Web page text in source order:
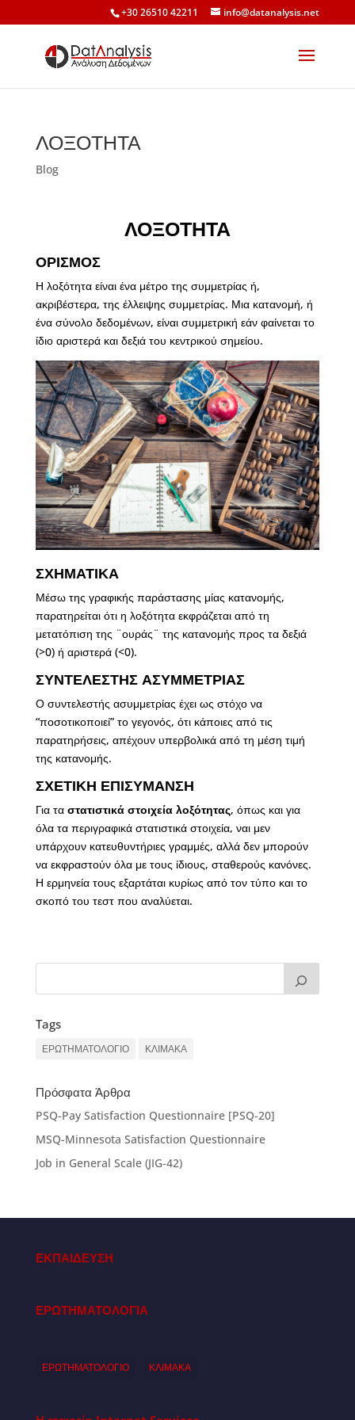
+30 26510 42211 info@datanalysis.net
ΛΟΞΟΤΗΤΑ
Blog
ΛΟΞΟΤΗΤΑ
ΟΡΙΣΜΟΣ
Η λοξότητα είναι ένα μέτρο της συμμετρίας ή,
ακριβέστερα, της έλλειψης συμμετρίας. Μια κατανομή, ή
ένα σύνολο δεδομένων, είναι συμμετρική εάν φαίνεται το
ίδιο αριστερά και δεξιά του κεντρικού σημείου.
ΣΧΗΜΑΤΙΚΑ
Μέσω της γραφικής παράστασης μίας κατανομής,
παρατηρείται ότι η λοξότητα εκφράζεται από τη
μετατόπιση της ¨ουράς¨ της κατανομής προς τα δεξιά
(>0) ή αριστερά (<0).
ΣΥΝΤΕΛΕΣΤΗΣ ΑΣΥΜΜΕΤΡΙΑΣ
Ο συντελεστής ασυμμετρίας έχει ως στόχο να
“ποσοτικοποιεί” το γεγονός, ότι κάποιες από τις
παρατηρήσεις, απέχουν υπερβολικά από τη μέση τιμή
της κατανομής.
ΣΧΕΤΙΚΗ ΕΠΙΣΥΜΑΝΣΗ
Για τα στατιστικά στοιχεία λοξότητας, όπως και για
όλα τα περιγραφικά στατιστικά στοιχεία, ναι μεν
υπάρχουν κατευθυντήριες γραμμές, αλλά δεν μπορούν
να εκφραστούν όλα με τους ίδιους, σταθερούς κανόνες.
Η ερμηνεία τους εξαρτάται κυρίως από τον τύπο και το
σκοπό του τεστ που αναλύεται.
Tags
ΕΡΩΤΗΜΑΤΟΛΟΓΙΟ ΚΛΙΜΑΚΑ
Πρόσφατα Άρθρα
PSQ-Pay Satisfaction Questionnaire [PSQ-20]
MSQ-Minnesota Satisfaction Questionnaire
Job in General Scale (JIG-42)
ΕΚΠΑΙΔΕΥΣΗ
ΕΡΩΤΗΜΑΤΟΛΟΓΙΑ
ΕΡΩΤΗΜΑΤΟΛΟΓΙΟ ΚΛΙΜΑΚΑ